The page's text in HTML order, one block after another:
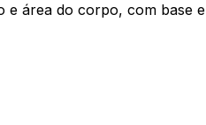
área do corpo, com base